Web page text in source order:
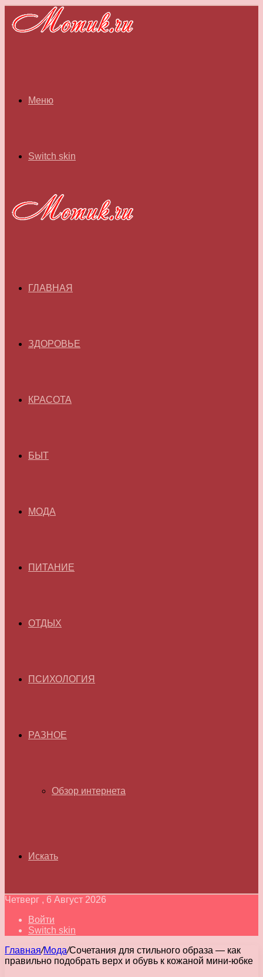
Меню
Switch skin
ГЛАВНАЯ
ЗДОРОВЬЕ
КРАСОТА
БЫТ
МОДА
ПИТАНИЕ
ОТДЫХ
ПСИХОЛОГИЯ
РАЗНОЕ
Обзор интернета
Искать
Четверг , 6 Август 2026
Войти
Switch skin
Главная/Мода/Сочетания для стильного образа — как
правильно подобрать верх и обувь к кожаной мини-юбке